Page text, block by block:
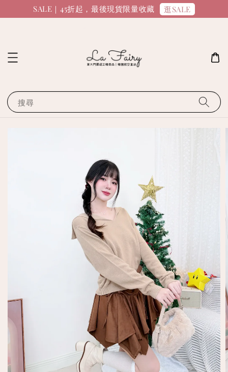
SALE｜45折起，最後現貨限量收藏 逛SALE
搜尋